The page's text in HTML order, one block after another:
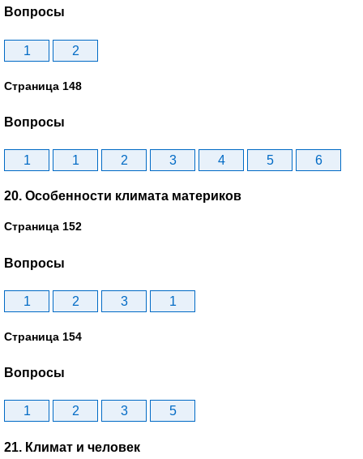
Вопросы
1 2
Страница 148
Вопросы
1 1 2 3 4 5 6
20. Особенности климата материков
Страница 152
Вопросы
1 2 3 1
Страница 154
Вопросы
1 2 3 5
21. Климат и человек